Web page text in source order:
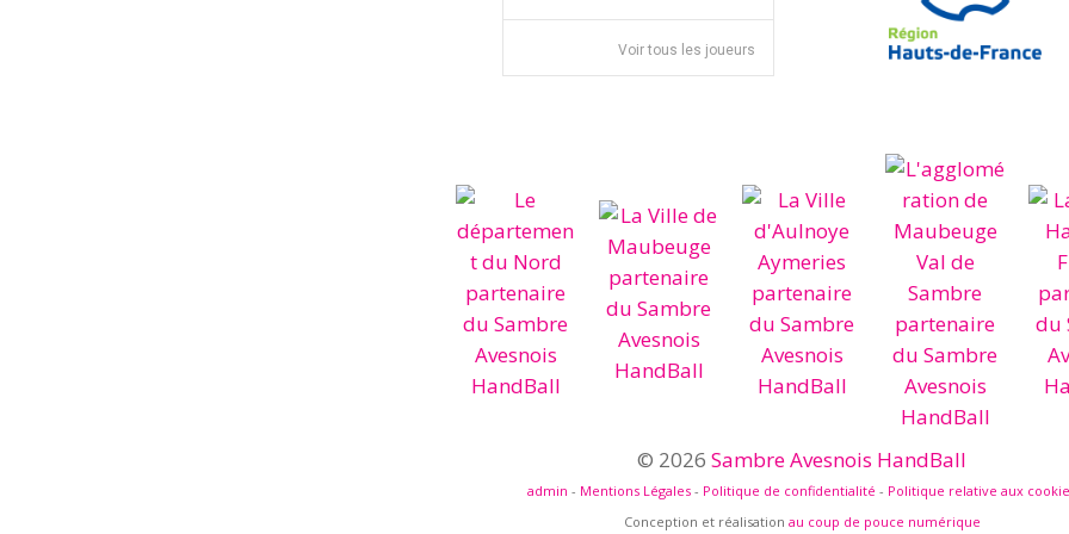
Voir tous les joueurs
© 2026 Sambre Avesnois HandBall
admin - Mentions Légales - Politique de confidentialité - Politique relative aux
Conception et réalisation au coup de pouce numérique